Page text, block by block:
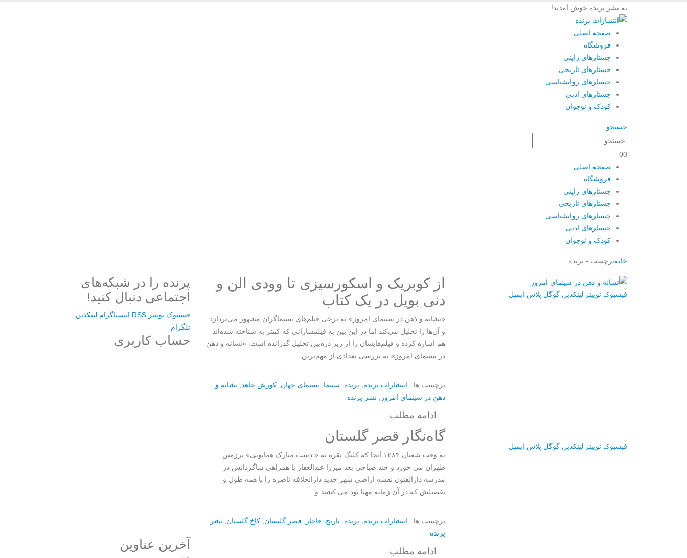
به نشر پرنده خوش آمدید!
صفحه اصلی
فروشگاه
جستارهای ژاپنی
جستارهای تاریخی
جستارهای روانشناسی
جستارهای ادبی
کودک و نوجوان
جستجو
00
صفحه اصلی
فروشگاه
جستارهای ژاپنی
جستارهای تاریخی
جستارهای روانشناسی
جستارهای ادبی
کودک و نوجوان
خانهبرچسب - پرنده
فیسبوک توییتر لینکدین گوگل پلاس ایمیل
از کوبریک و اسکورسیزی تا وودی الن و
دنی بویل در یک کتاب
«نشانه و ذهن در سینمای امروز» به برخی فیلم‌های سینماگران مشهور می‌پردازد
و آن‌ها را تحلیل می‌کند اما در این بین به فیلمسازانی که کمتر به شناخته شده‌اند
هم اشاره کرده و فیلم‌هایشان را از زیر ذره‌بین تحلیل گذرانده است. «نشانه و ذهن
در سینمای امروز» به بررسی تعدادی از مهم‌ترین...
برچسب ها : انتشارات پرنده, پرنده, سینما, سینمای جهان,کورش جاهد, نشانه و
ذهن در سینمای امروز , نشر پرنده
ادامه مطلب
فیسبوک توییتر لینکدین گوگل پلاس ایمیل
گاه‌نگار قصر گلستان
به وقت شعبان ۱۲۸۴ آنجا که کلنگ نقره به « دست مبارک همایونی» برزمین
طهران می خورد و چند صباحی بعد میرزا عبدالغفار با همراهی شاگردانش در
مدرسه دارالفنون نقشه اراضی شهر جدید دارالخلافه ناصره را با همه طول و
تفصیلش که در آن زمانه مهیا بود می کشند و...
برچسب ها : انتشارات پرنده, پرنده,تاریخ, قاجار , قصر گلستان,کاخ گلستان, نشر
پرنده
ادامه مطلب
پرنده را در شبکه‌های
اجتماعی دنبال کنید!
فیسبوک توییتر RSS اینستاگرام لینکدین
تلگرام
حساب کاربری
آخرین عناوین